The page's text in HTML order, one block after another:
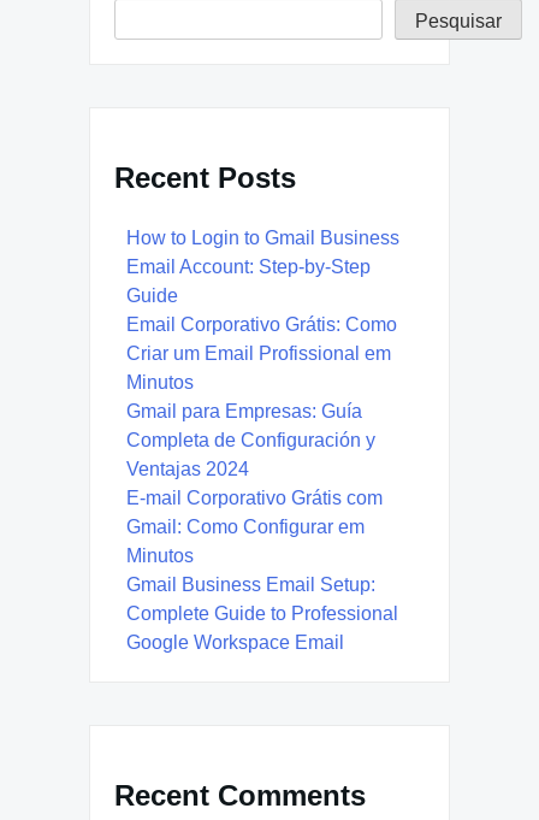
Pesquisar
Recent Posts
How to Login to Gmail Business
Email Account: Step-by-Step
Guide
Email Corporativo Grátis: Como
Criar um Email Profissional em
Minutos
Gmail para Empresas: Guía
Completa de Configuración y
Ventajas 2024
E-mail Corporativo Grátis com
Gmail: Como Configurar em
Minutos
Gmail Business Email Setup:
Complete Guide to Professional
Google Workspace Email
Recent Comments